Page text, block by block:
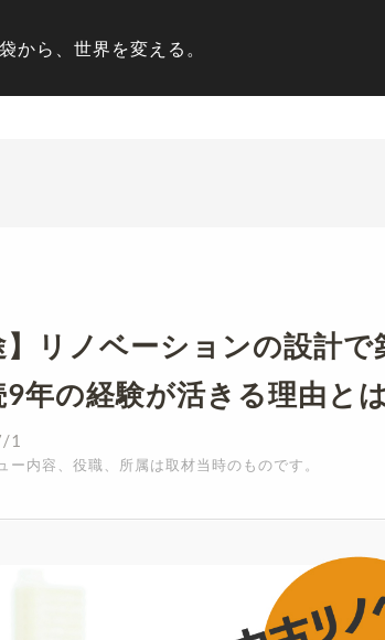
から、世界を変える。
】リノベーションの設計
9年の経験が活きる理由と
1
ー内容、役職、所属は取材当時のものです。